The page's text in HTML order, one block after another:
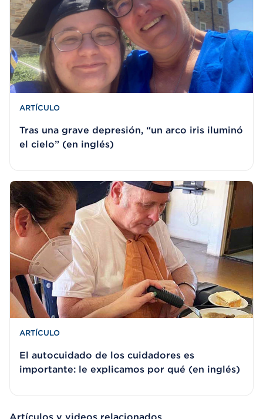
ARTÍCULO
Tras una grave depresión, “un arco iris iluminó
el cielo” (en inglés)
ARTÍCULO
El autocuidado de los cuidadores es
importante: le explicamos por qué (en inglés)